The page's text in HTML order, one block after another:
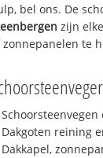
bel ons. De
zijn
zonnepanelen te
Dakgoten reining
Dakkapel,